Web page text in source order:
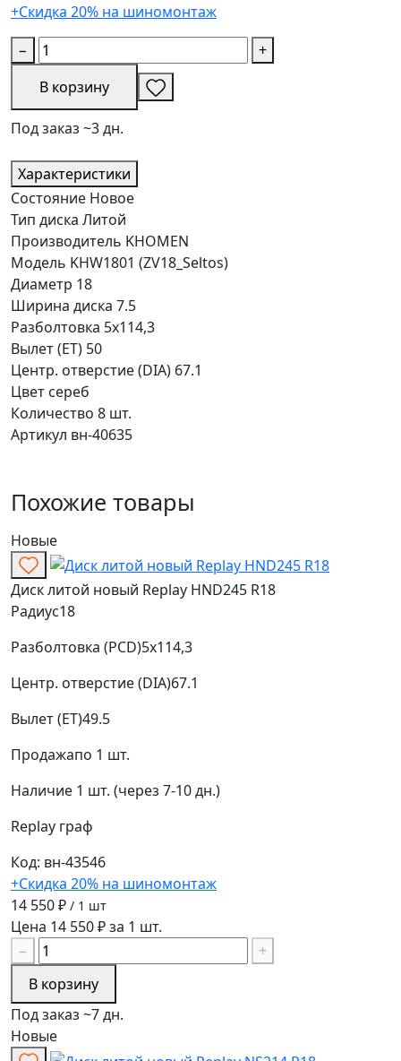
+Скидка 20% на шиномонтаж
−
+
В корзину
Под заказ ~3 дн.
Характеристики
Состояние Новое
Тип диска Литой
Производитель KHOMEN
Модель KHW1801 (ZV18_Seltos)
Диаметр 18
Ширина диска 7.5
Разболтовка 5x114,3
Вылет (ET) 50
Центр. отверстие (DIA) 67.1
Цвет сереб
Количество 8 шт.
Артикул вн-40635
Похожие товары
Новые
Диск литой новый Replay HND245 R18
Радиус18
Разболтовка (PCD)5x114,3
Центр. отверстие (DIA)67.1
Вылет (ET)49.5
Продажапо 1 шт.
Наличие 1 шт. (через 7-10 дн.)
Replay граф
Код: вн-43546
+Скидка 20% на шиномонтаж
14 550 ₽ / 1 шт
Цена 14 550 ₽ за 1 шт.
−
+
В корзину
Под заказ ~7 дн.
Новые